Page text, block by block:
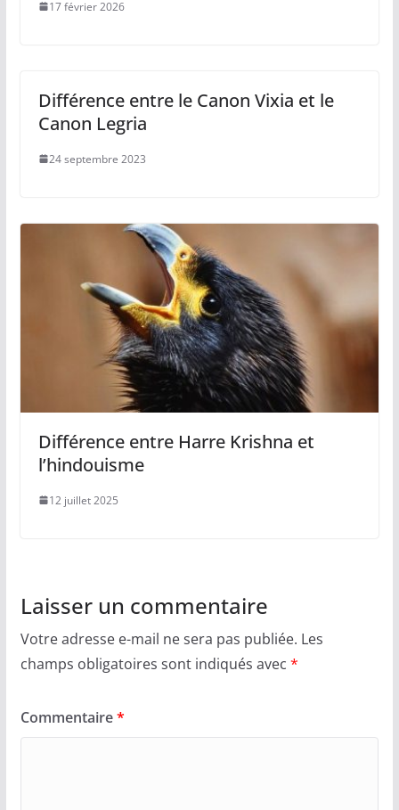
17 février 2026
Différence entre le Canon Vixia et le
Canon Legria
24 septembre 2023
Différence entre Harre Krishna et
l’hindouisme
12 juillet 2025
Laisser un commentaire
Votre adresse e-mail ne sera pas publiée. Les
champs obligatoires sont indiqués avec *
Commentaire*